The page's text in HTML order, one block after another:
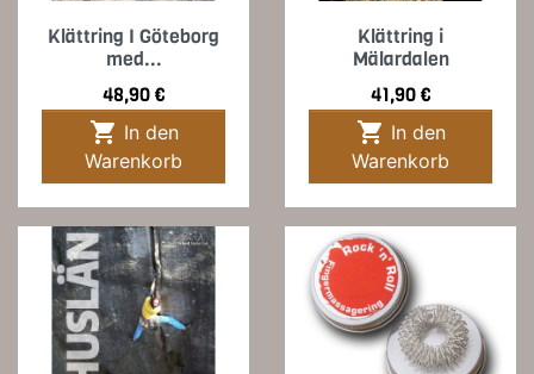
Klättring I Göteborg
med...
Preis
48,90 €

Warenkorb
Klättring i
Mälardalen
Preis
41,90 €

Warenkorb